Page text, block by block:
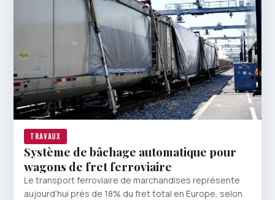
TRAVAUX
Système de bâchage automatique pour
wagons de fret ferroviaire
Le transport ferroviaire de marchandises représente
aujourd’hui près de 18% du fret total en Europe, selon